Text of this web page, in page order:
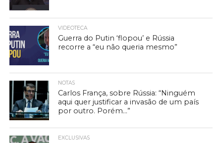
VIDEOTECA
Guerra do Putin ‘flopou’ e Rússia
recorre a “eu não queria mesmo”
NOTAS
Carlos França, sobre Rússia: “Ninguém
aqui quer justificar a invasão de um país
por outro. Porém…”
EXCLUSIVAS